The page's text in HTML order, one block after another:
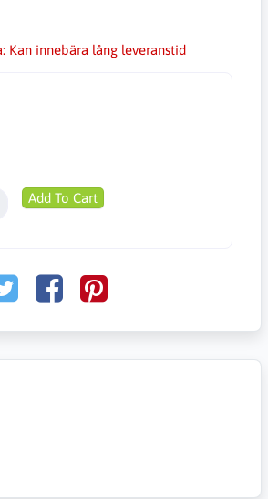
Kan innebära lång leveranstid
Add To Cart